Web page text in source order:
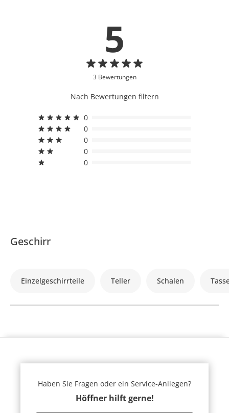
5
3 Bewertungen
Nach Bewertungen filtern
0
0
0
0
0
Geschirr
Einzelgeschirrteile Teller Schalen
Haben Sie Fragen oder ein Service-Anliegen?
Höffner hilft gerne!